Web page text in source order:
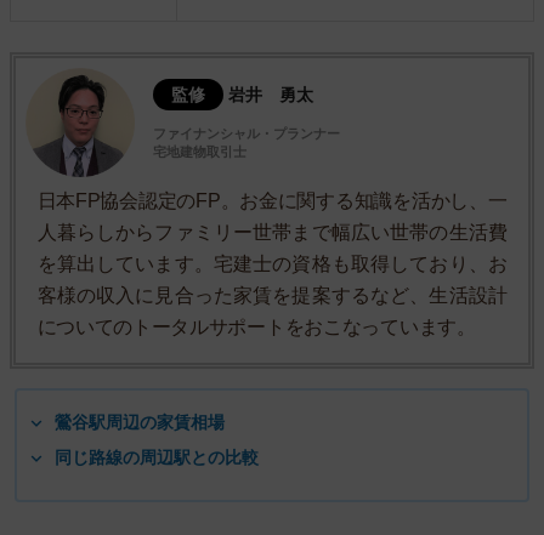
監修 岩井 勇太
ファイナンシャル・プランナー
宅地建物取引士
日本FP協会認定のFP。お金に関する知識を活かし、一
人暮らしからファミリー世帯まで幅広い世帯の生活費
を算出しています。宅建士の資格も取得しており、お
客様の収入に見合った家賃を提案するなど、生活設計
についてのトータルサポートをおこなっています。
鶯谷駅周辺の家賃相場
同じ路線の周辺駅との比較